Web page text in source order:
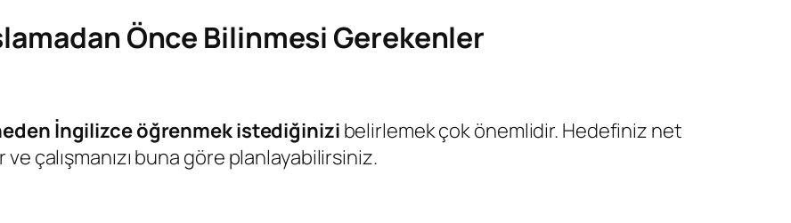
Önce Bilinmesi Gerekenler
İngilizce öğrenmek istediğinizi belirlemek çok önemlidir. Hedefiniz net
çalışmanızı buna göre planlayabilirsiniz.